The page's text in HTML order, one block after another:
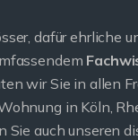
dafür ehrliche
wir Sie in allen
in Köln,
Sie auch unseren